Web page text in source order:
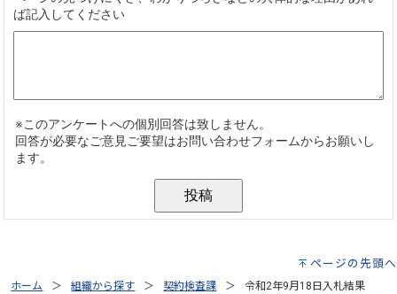
ページの先頭へ
ホーム 組織から探す 契約検査課 令和2年9月18日入札結果